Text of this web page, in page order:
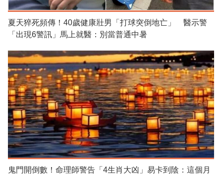
夏天猝死頻傳！40歲健康壯男「打球突倒地亡」 醫示警
「出現6警訊」馬上就醫：別當普通中暑
鬼門開倒數！命理師警告「4生肖大凶」易卡到陰：這個月